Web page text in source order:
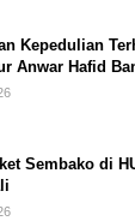
Kepedulian
Anwar Hafid
Masungkang
Sembako di